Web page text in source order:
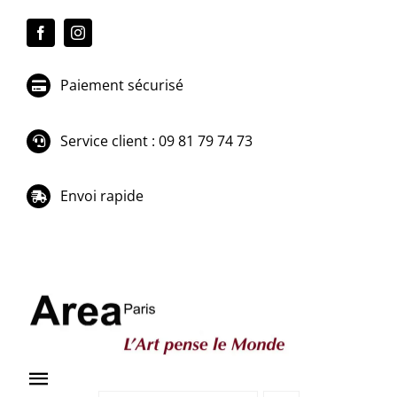
Paiement sécurisé
Service client : 09 81 79 74 73
Envoi rapide